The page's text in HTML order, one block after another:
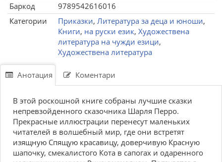
Баркод
9789542616016
Категории
Приказки, Литература за деца и юноши,
Книги, на руски език, Художествена
литература на чужди езици,
Художествена литература
Анотация Коментари
В этой роскошной книге собраны лучшие сказки
непревзойденного сказочника Шарля Перро.
Прекрасные иллюстрации перенесут маленьких
читателей в волшебный мир, где они встретят
изящную Спящую красавицу, доверчивую Красную
шапочку, смекалистого Кота в сапогах и одаренного